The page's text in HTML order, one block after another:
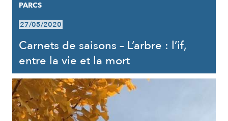
PARCS
27/05/2020
Carnets de saisons – L’arbre : l’if,
entre la vie et la mort